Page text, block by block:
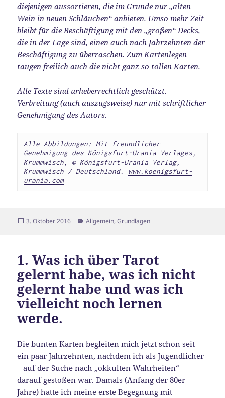
diejenigen aussortieren, die im Grunde nur „alten
Wein in neuen Schläuchen“ anbieten. Umso mehr Zeit
bleibt für die Beschäftigung mit den „großen“ Decks,
die in der Lage sind, einen auch nach Jahrzehnten der
Beschäftigung zu überraschen. Zum Kartenlegen
taugen freilich auch die nicht ganz so tollen Karten.
Alle Texte sind urheberrechtlich geschützt.
Verbreitung (auch auszugsweise) nur mit schriftlicher
Genehmigung des Autors.
Alle Abbildungen: Mit freundlicher
Genehmigung des Königsfurt-Urania Verlages,
Krummwisch, © Königsfurt-Urania Verlag,
Krummwisch / Deutschland. www.koenigsfurt-
urania.com
Veröffentlicht
3. Oktober 2016 Kategorien
Allgemein,Grundlagen
1. Was ich über Tarot
gelernt habe, was ich nicht
gelernt habe und was ich
vielleicht noch lernen
werde.
Die bunten Karten begleiten mich jetzt schon seit
ein paar Jahrzehnten, nachdem ich als Jugendlicher
– auf der Suche nach „okkulten Wahrheiten“ –
darauf gestoßen war. Damals (Anfang der 80er
Jahre) hatte ich meine erste Begegnung mit